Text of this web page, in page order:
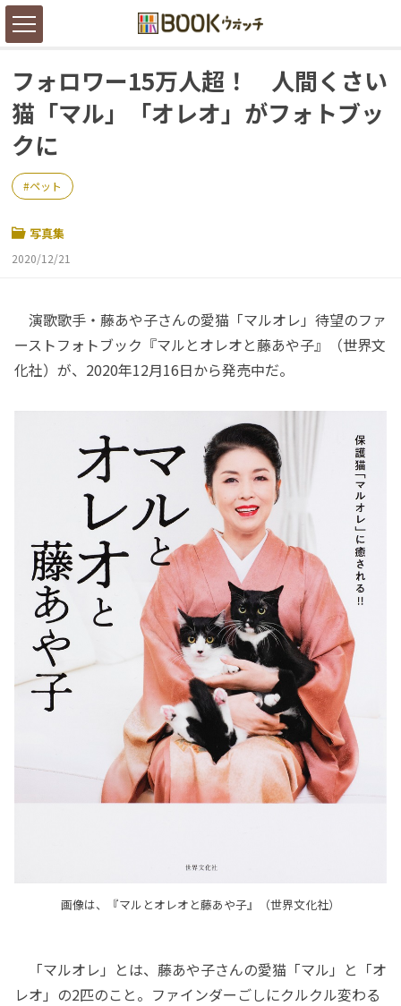
フォロワー15万人超！ 人間くさい
猫「マル」「オレオ」がフォトブッ
クに
ペット
写真集
2020/12/21
演歌歌手・藤あや子さんの愛猫「マルオレ」待望のファ
ーストフォトブック『マルとオレオと藤あや子』（世界文
化社）が、2020年12月16日から発売中だ。
画像は、『マルとオレオと藤あや子』（世界文化社）
「マルオレ」とは、藤あや子さんの愛猫「マル」と「オ
レオ」の2匹のこと。ファインダーごしにクルクル変わる